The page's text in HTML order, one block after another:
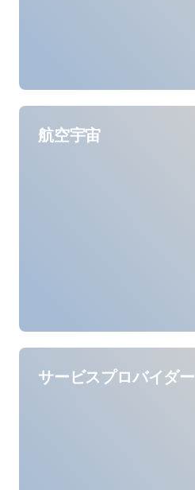
航空宇宙
サービスプロバイダー